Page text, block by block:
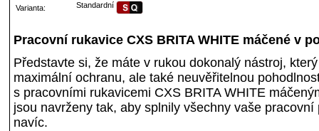
Varianta:
Standardní
Pracovní rukavice CXS BRITA WHITE máčené v
Představte si, že máte v rukou dokonalý nástroj,
maximální ochranu, ale také neuvěřitelnou
s pracovními rukavicemi CXS BRITA WHITE
jsou navrženy tak, aby splnily všechny vaše
navíc.